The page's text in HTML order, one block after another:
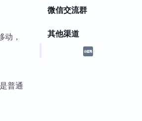
微信交流群
其他渠道
，
普通